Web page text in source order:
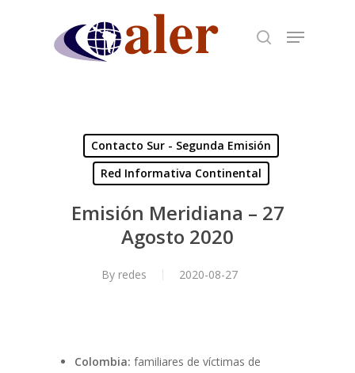
Contacto Sur - Segunda Emisión
Red Informativa Continental
Emisión Meridiana – 27
Agosto 2020
By redes 2020-08-27
Colombia: familiares de víctimas de